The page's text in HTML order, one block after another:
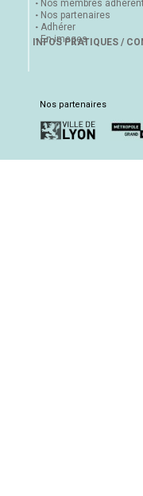
Nos membres
Nos partenaires
Adhérer
En images
INFOS PRATIQUES /
Nos partenaires